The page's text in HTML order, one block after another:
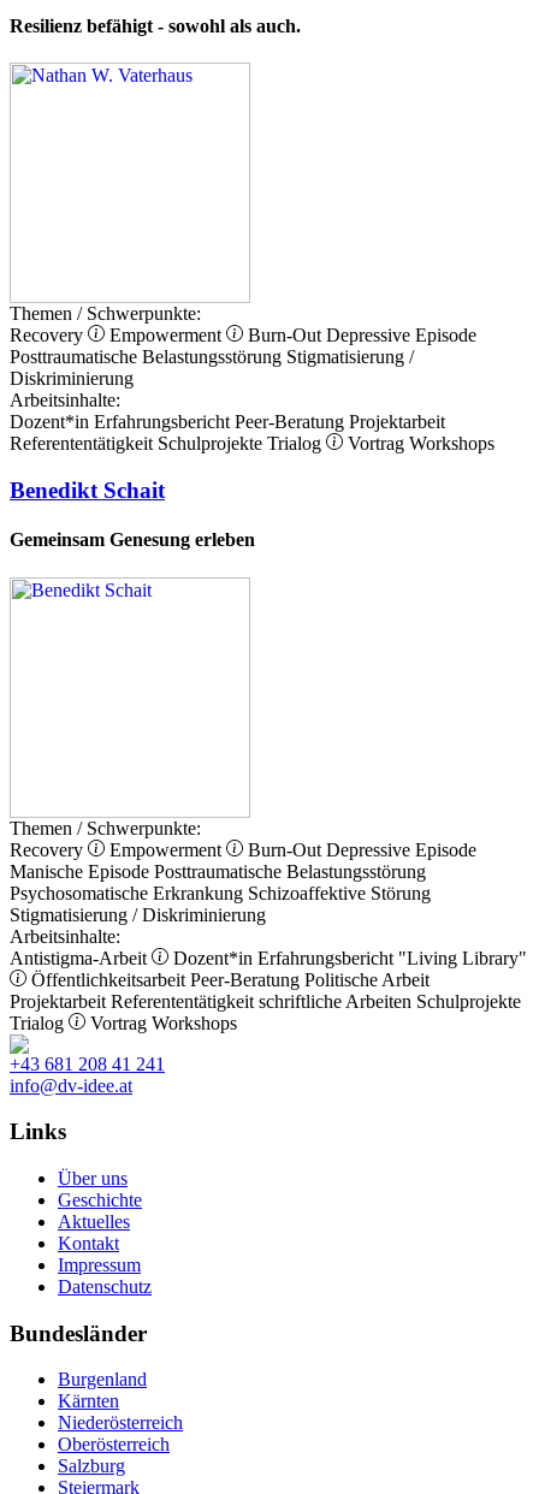
Resilienz befähigt - sowohl als auch.
Themen / Schwerpunkte:
Recovery
Empowerment Burn-Out Depressive Episode
Posttraumatische Belastungsstörung Stigmatisierung /
Diskriminierung
Arbeitsinhalte:
Dozent*in Erfahrungsbericht Peer-Beratung Projektarbeit
Referententätigkeit Schulprojekte Trialog Vortrag Workshops
Benedikt Schait
Gemeinsam Genesung erleben
Themen / Schwerpunkte:
Recovery
Empowerment Burn-Out Depressive Episode
Manische Episode Posttraumatische Belastungsstörung
Psychosomatische Erkrankung Schizoaffektive Störung
Stigmatisierung / Diskriminierung
Arbeitsinhalte:
Antistigma-Arbeit
Dozent*in Erfahrungsbericht "Living Library"
Öffentlichkeitsarbeit Peer-Beratung Politische Arbeit
Projektarbeit Referententätigkeit schriftliche Arbeiten Schulprojekte
Trialog
Vortrag Workshops
+43 681 208 41 241
info@dv-idee.at
Links
Über uns
Geschichte
Aktuelles
Kontakt
Impressum
Datenschutz
Bundesländer
Burgenland
Kärnten
Niederösterreich
Oberösterreich
Salzburg
Steiermark